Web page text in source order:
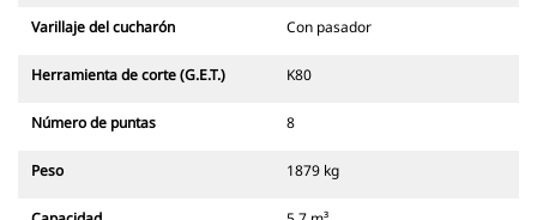
Varillaje del cucharón Con pasador
Herramienta de corte (G.E.T.) K80
Número de puntas 8
Peso 1879 kg